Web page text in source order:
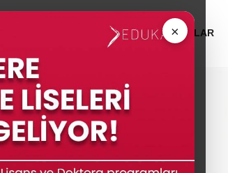
İNGİLTERE ÜNİVERSİTELERİ MEZUNLAR